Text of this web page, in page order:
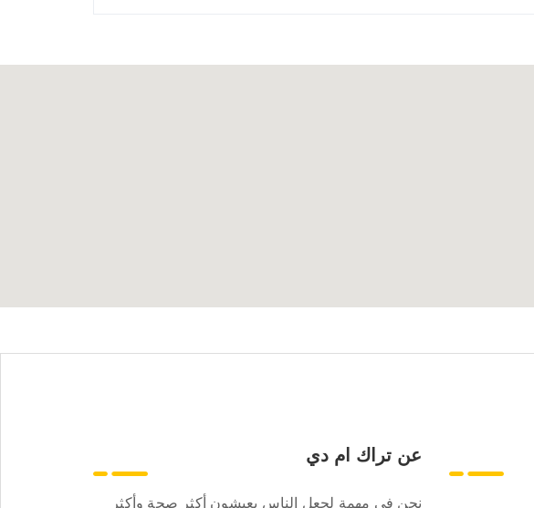
عن تراك ام دي
نحن في مهمة لجعل الناس يعيشون أكثر صحة وأكثر